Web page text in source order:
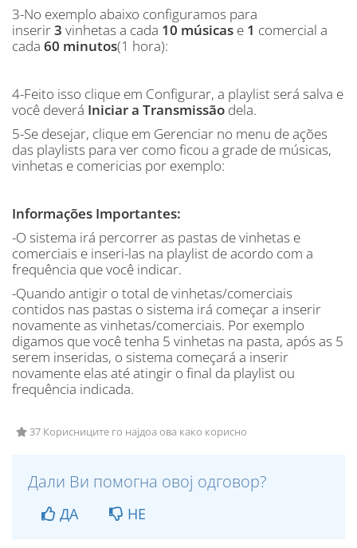
3-No exemplo abaixo configuramos para
inserir3 vinhetas a cada 10 músicas e 1 comercial a
cada 60 minutos(1 hora):
4-Feito isso clique em Configurar, a playlist será salva e
você deverá Iniciar a Transmissão dela.
5-Se desejar, clique em Gerenciar no menu de ações
das playlists para ver como ficou a grade de músicas,
vinhetas e comericias por exemplo:
Informações Importantes:
-O sistema irá percorrer as pastas de vinhetas e
comerciais e inseri-las na playlist de acordo com a
frequência que você indicar.
-Quando antigir o total de vinhetas/comerciais
contidos nas pastas o sistema irá começar a inserir
novamente as vinhetas/comerciais. Por exemplo
digamos que você tenha 5 vinhetas na pasta, após as 5
serem inseridas, o sistema começará a inserir
novamente elas até atingir o final da playlist ou
frequência indicada.
37 Корисниците го најдоа ова како корисно
Дали Ви помогна овој одговор?
ДА НЕ